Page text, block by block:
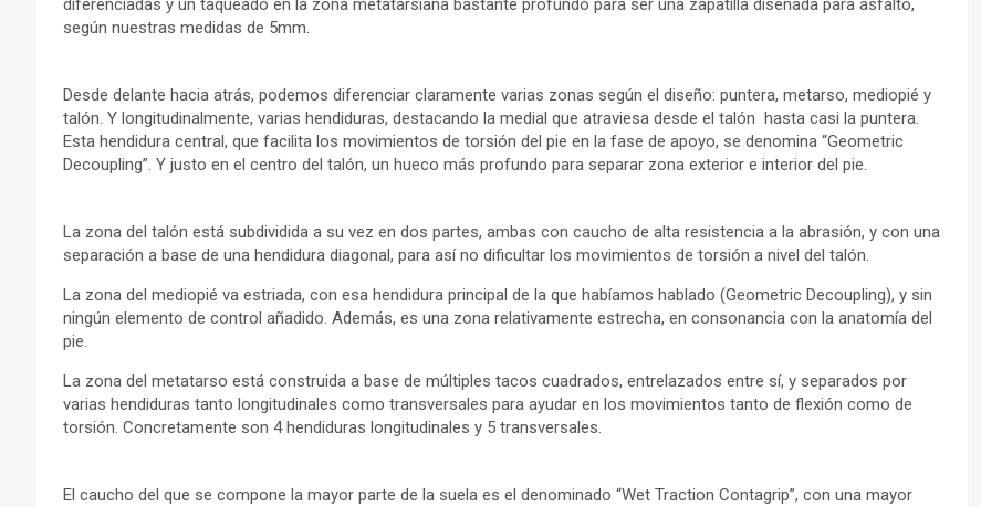
diferenciadas y un taqueado en la zona metatarsiana bastante profundo para ser una zapatilla diseñada para asfalto,
según nuestras medidas de 5mm.
Desde delante hacia atrás, podemos diferenciar claramente varias zonas según el diseño: puntera, metarso, mediopié y
talón. Y longitudinalmente, varias hendiduras, destacando la medial que atraviesa desde el talón hasta casi la puntera.
Esta hendidura central, que facilita los movimientos de torsión del pie en la fase de apoyo, se denomina “Geometric
Decoupling”. Y justo en el centro del talón, un hueco más profundo para separar zona exterior e interior del pie.
La zona del talón está subdividida a su vez en dos partes, ambas con caucho de alta resistencia a la abrasión, y con una
separación a base de una hendidura diagonal, para así no dificultar los movimientos de torsión a nivel del talón.
La zona del mediopié va estriada, con esa hendidura principal de la que habíamos hablado (Geometric Decoupling), y sin
ningún elemento de control añadido. Además, es una zona relativamente estrecha, en consonancia con la anatomía del
pie.
La zona del metatarso está construida a base de múltiples tacos cuadrados, entrelazados entre sí, y separados por
varias hendiduras tanto longitudinales como transversales para ayudar en los movimientos tanto de flexión como de
torsión. Concretamente son 4 hendiduras longitudinales y 5 transversales.
El caucho del que se compone la mayor parte de la suela es el denominado “Wet Traction Contagrip”, con una mayor